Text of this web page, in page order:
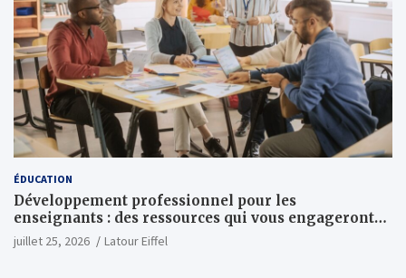
ÉDUCATION
Développement professionnel pour les
enseignants : des ressources qui vous engageront
vraiment
juillet 25, 2026 Latour Eiffel